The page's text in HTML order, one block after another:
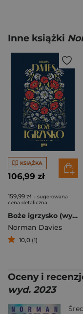
Inne książki
KSIĄŻKA
106,99 zł
159,99 zł - sugerowana
cena detaliczna
Boże igrzysko (wyd. 2026 - nowa okładka)
Norman Davies
10,0 (1)
Oceny i
wyd. 2023